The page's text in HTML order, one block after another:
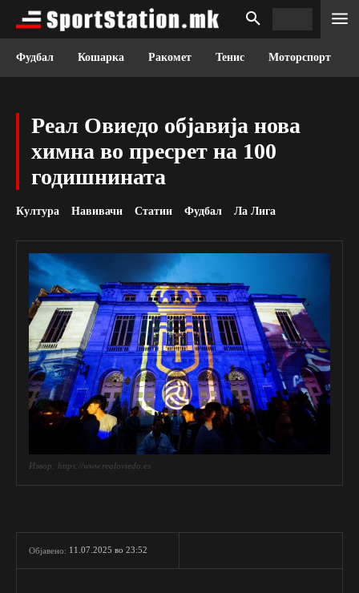
Фудбал Кошарка Ракомет Тенис Моторспорт
Реал Овиедо објавија нова
химна во пресрет на 100
годишнината
Култура Навивачи Статии Фудбал Ла Лига
Извор: https://www.realoviedo.es
Објавено: 11.07.2025 во 23:52